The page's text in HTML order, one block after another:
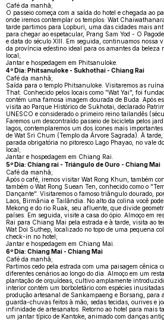
Café da manhã;
O passeio começa com a saída do hotel e chegada ao
onde iremos contemplar os templos: Wat
tarde partimos para Lopburi, uma das cidades mais
para chegar ao espetacular, Prang Sam Yod - O
e data do século XIII. Em seguida, continuamos nossa
da província edestino ideal para os amantes da beleza
local;
Jantar e hospedagem em Phitsanuloke.
4º Dia: Phitsanuloke - Sukhothai - Chiang Rai
Café da manhã;
Saída para o templo Phitsanuloke. Visitaremos as
That. Conhecido pelos locais como "Wat Yai", foi
contém uma famosa imagem dourada de Buda. Após
visita ao Parque Histórico de Sukhotai, declarado
UNESCO e considerado o primeiro reino tailandês
Faremos um descontraído passeio de bicicleta pelos
lagos, contemplaremos um dos ícones mais
de Wat Sri Chum (Templo da Árvore Sagrada). À
parada obrigatória no pitoresco Lago Phayao, no vale
local;
Jantar e hospedagem em Chiang Rai.
5º Dia: Chiang rai - Triángulo de Ouro - Chiang Mai
Café da manhã;
Após o café, iremos visitar Wat Rong Khun, também
também o Wat Rong Suean Ten, conhecido como o
Dançante". Visitaremos o famoso triângulo dourado,
Laos, Birmânia e Tailândia. No alto da colina você
Mekong e do rio Ruak, seu afluente, que divide
países. Em seguida, visite a casa do ópio. Almoço em
Rai para Chiang Mai pela estrada e à tarde, visita ao
Wat Doi Suthep, localizado no topo de uma pequena
check-in no hotel;
Jantar e hospedagem em Chiang Mai.
6º Dia: Chiang Mai - Chiang Mai
Café da manhã;
Partimos cedo pela estrada com uma paisagem cênica
diferentes cenários ao longo do dia. Almoço em um
plantação de orquídeas, cultivo amplamente
interior contém um borboletário com espécies
produção artesanal de Sankampaeng e Borsang, para
guarda-chuvas feitos à mão, sedas tecidas, ourives e
infinidade de artesanatos. Retorno ao hotel para mais
um jantar típico de Kantoke, animado com danças